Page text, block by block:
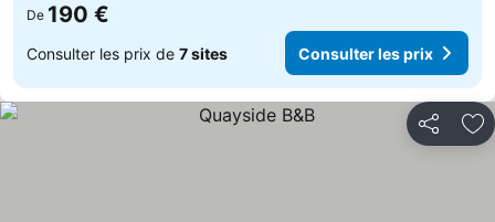
De 190 €
Consulter les prix de 7 sites Consulter les prix
Partager